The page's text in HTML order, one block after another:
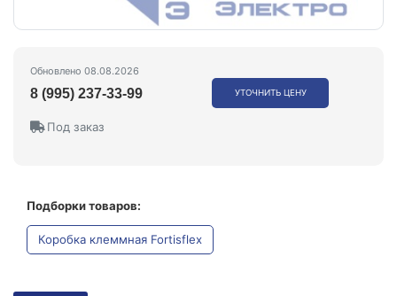
Обновлено 08.08.2026
8 (995) 237-33-99 УТОЧНИТЬ ЦЕНУ
Под заказ
Подборки товаров:
Коробка клеммная Fortisflex